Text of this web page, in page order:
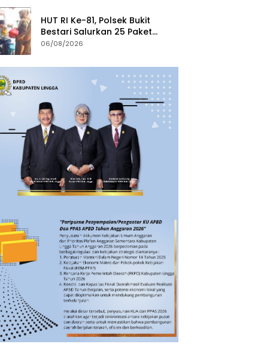
HUT RI Ke-81, Polsek Bukit
Bestari Salurkan 25 Paket
Bansos Untuk Warga di
06/08/2026